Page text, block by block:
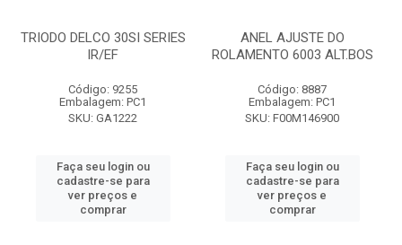
TRIODO DELCO 30SI SERIES
IR/EF
Código: 9255
Embalagem: PC1
SKU: GA1222
Faça seu login ou
cadastre-se para
ver preços e
comprar
ANEL AJUSTE DO
ROLAMENTO 6003 ALT.BOS
Código: 8887
Embalagem: PC1
SKU: F00M146900
Faça seu login ou
cadastre-se para
ver preços e
comprar